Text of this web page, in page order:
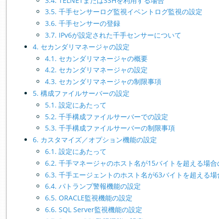
3.5. 千手センサーログ監視イベントログ監視の設定
3.6. 千手センサーの登録
3.7. IPv6が設定された千手センサーについて
4. セカンダリマネージャの設定
4.1. セカンダリマネージャの概要
4.2. セカンダリマネージャの設定
4.3. セカンダリマネージャの制限事項
5. 構成ファイルサーバーの設定
5.1. 設定にあたって
5.2. 千手構成ファイルサーバーでの設定
5.3. 千手構成ファイルサーバーの制限事項
6. カスタマイズ／オプション機能の設定
6.1. 設定にあたって
6.2. 千手マネージャのホスト名が15バイトを超える場合
6.3. 千手エージェントのホスト名が63バイトを超える場
6.4. パトランプ警報機能の設定
6.5. ORACLE監視機能の設定
6.6. SQL Server監視機能の設定